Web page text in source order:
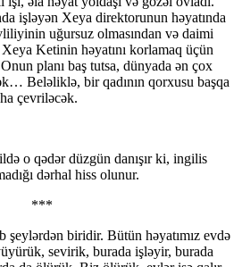
işləyən Xeya direktorunun həyatında
uğursuz olmasından və daimi
Ketinin həyatını korlamaq üçün
planı baş tutsa, dünyada ən çox
Beləliklə, bir qadının qorxusu başqa
çevriləcək.
o qədər düzgün danışır ki, ingilis
dərhal hiss olunur.
***
şeylərdən biridir. Bütün həyatımız evdə
sevirik, burada işləyir, burada